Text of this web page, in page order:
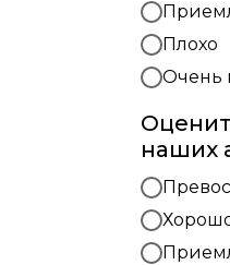
Плохо
Очень
наших